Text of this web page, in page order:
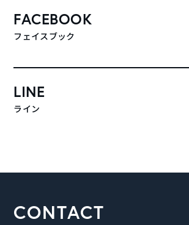
FACEBOOK
フェイスブック
LINE
ライン
CONTACT